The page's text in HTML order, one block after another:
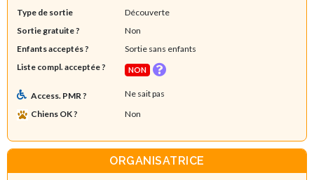
Type de sortie
Découverte
Sortie gratuite ?
Non
Enfants acceptés ?
Sortie sans enfants
Liste compl. acceptée ?
NON
Access. PMR ?
Ne sait pas
Chiens OK ?
Non
ORGANISATRICE